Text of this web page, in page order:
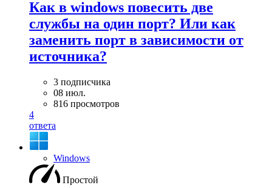
Как в windows повесить две
службы на один порт? Или как
заменить порт в зависимости от
источника?
3 подписчика
08 июл.
816 просмотров
4
ответа
Windows
Простой